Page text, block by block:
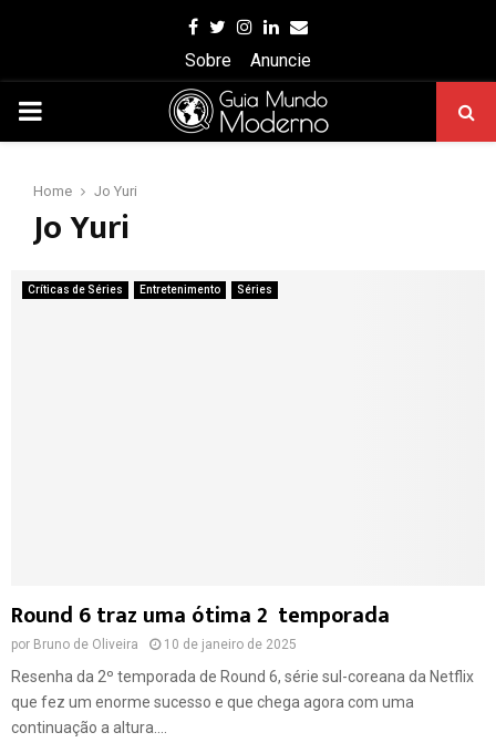
Facebook
Twitter
Instagram
Linkedin
Email
Sobre
Anuncie
PRIMARY
Home Jo Yuri
Jo Yuri
Críticas de Séries Entretenimento Séries
Round 6 traz uma ótima 2º temporada
por Bruno de Oliveira 10 de janeiro de 2025
Resenha da 2º temporada de Round 6, série sul-coreana da Netflix
que fez um enorme sucesso e que chega agora com uma
continuação a altura....